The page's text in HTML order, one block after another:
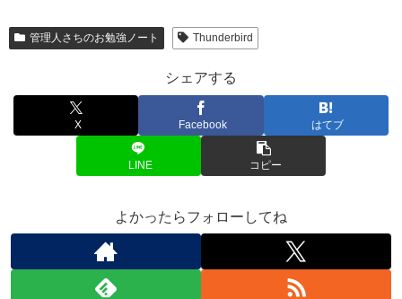
管理人さちのお勉強ノート Thunderbird
シェアする
X Facebook はてブ
LINE コピー
よかったらフォローしてね